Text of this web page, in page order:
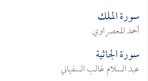
سورة الملك
أحمد المعصراوي
سورة الجاثية
عبد السلام غالب السفياني